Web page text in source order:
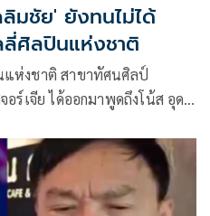
ลิมชัย' ยังทนไม่ได้
ศิลปินแห่งชาติ
ห่งชาติ สาขาทัศนศิลป์​
ร์เจีย ได้ออกมาพูดถึงโน้ส​ อุดม
ะ​ แต่กูขี่รถอยู่ที่